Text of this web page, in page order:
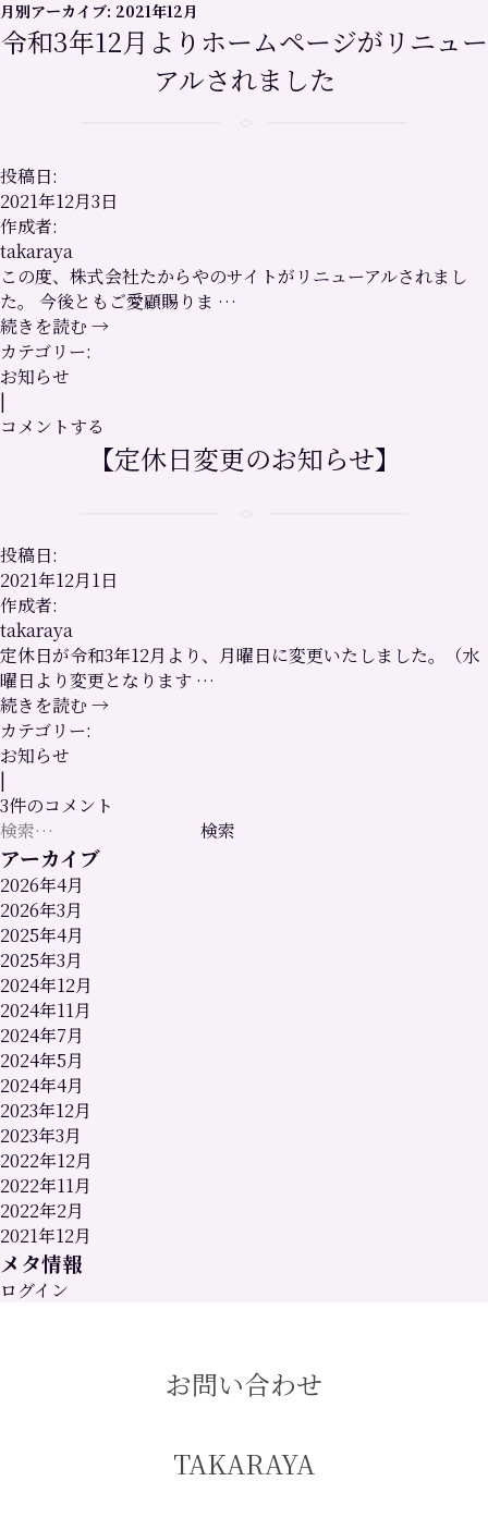
月別アーカイブ: 2021年12月
令和3年12月よりホームページがリニュー
アルされました
投稿日:
2021年12月3日
作成者:
takaraya
この度、株式会社たからやのサイトがリニューアルされまし
た。 今後ともご愛顧賜りま …
続きを読む →
カテゴリー:
お知らせ
|
コメントする
【定休日変更のお知らせ】
投稿日:
2021年12月1日
作成者:
takaraya
定休日が令和3年12月より、月曜日に変更いたしました。（水
曜日より変更となります …
続きを読む →
カテゴリー:
お知らせ
|
3件のコメント
検
索:
アーカイブ
2026年4月
2026年3月
2025年4月
2025年3月
2024年12月
2024年11月
2024年7月
2024年5月
2024年4月
2023年12月
2023年3月
2022年12月
2022年11月
2022年2月
2021年12月
メタ情報
ログイン
お問い合わせ
TAKARAYA